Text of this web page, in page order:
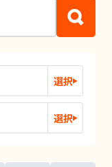
選択
選択